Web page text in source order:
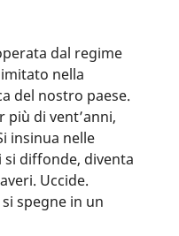
dal regime
nella
del nostro paese.
più di vent’anni,
insinua nelle
si diffonde, diventa
Uccide.
spegne in un